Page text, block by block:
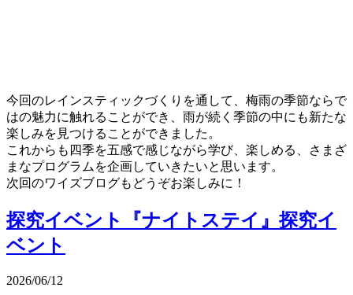
今回のレインスティックづくりを通して、梅雨の季節ならで
はの魅力に触れることができ、雨が続く季節の中にも新たな
楽しみを見つけることができました。
これからも四季を五感で感じながら学び、楽しめる、さまざ
まなプログラムを企画していきたいと思います。
次回のワイズブログもどうぞお楽しみに！
探究イベント『ナイトステイ』 探究イ
ベント
2026/06/12